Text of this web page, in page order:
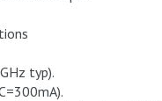
typ).